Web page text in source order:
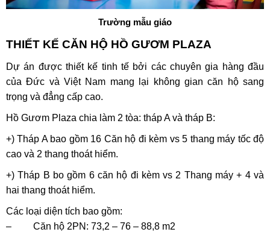
Trường mẫu giáo
THIẾT KẾ CĂN HỘ HỒ GƯƠM PLAZA
Dự án được thiết kế tinh tế bởi các chuyên gia hàng đầu
của Đức và Việt Nam mang lại không gian căn hộ sang
trọng và đẳng cấp cao.
Hồ Gươm Plaza chia làm 2 tòa: tháp A và tháp B:
+) Tháp A bao gồm 16 Căn hộ đi kèm vs 5 thang máy tốc độ
cao và 2 thang thoát hiểm.
+) Tháp B bo gồm 6 căn hộ đi kèm vs 2 Thang máy + 4 và
hai thang thoát hiểm.
Các loại diện tích bao gồm:
– Căn hộ 2PN: 73,2 – 76 – 88,8 m2